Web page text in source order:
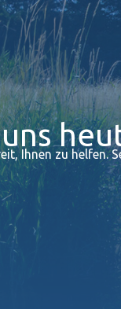
Ihnen zu helfen.